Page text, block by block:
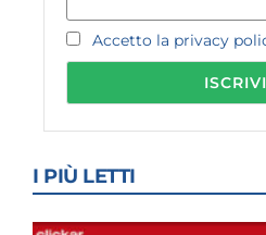
Accetto la privacy
I PIÙ LETTI